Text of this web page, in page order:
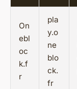
On
ebl
oc
k.f
r
pla
y.o
ne
blo
ck.
fr